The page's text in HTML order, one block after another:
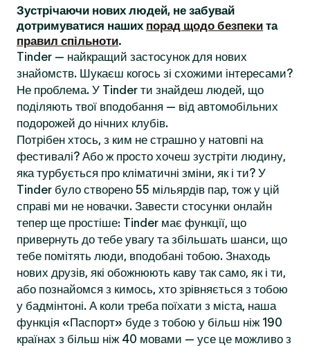
Зустрічаючи нових людей, не забувай
дотримуватися наших порад щодо безпеки та
правил спільноти.
Tinder — найкращий застосунок для нових
знайомств. Шукаєш когось зі схожими інтересами?
Не проблема. У Tinder ти знайдеш людей, що
поділяють твої вподобання — від автомобільних
подорожей до нічних клубів.
Потрібен хтось, з ким не страшно у натовпі на
фестивалі? Або ж просто хочеш зустріти людину,
яка турбується про кліматичні зміни, як і ти? У
Tinder було створено 55 мільярдів пар, тож у цій
справі ми не новачки. Завести стосунки онлайн
тепер ще простіше: Tinder має функції, що
привернуть до тебе увагу та збільшать шанси, що
тебе помітять люди, вподобані тобою. Знаходь
нових друзів, які обожнюють каву так само, як і ти,
або познайомся з кимось, хто зрівняється з тобою
у бадмінтоні. А коли треба поїхати з міста, наша
функція «Паспорт» буде з тобою у більш ніж 190
країнах з більш ніж 40 мовами — усе це можливо з